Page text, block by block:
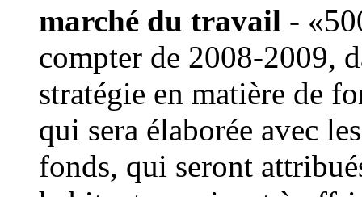
marché du travail -
compter de 2008-2009,
stratégie en matière de
qui sera élaborée avec
fonds, qui seront